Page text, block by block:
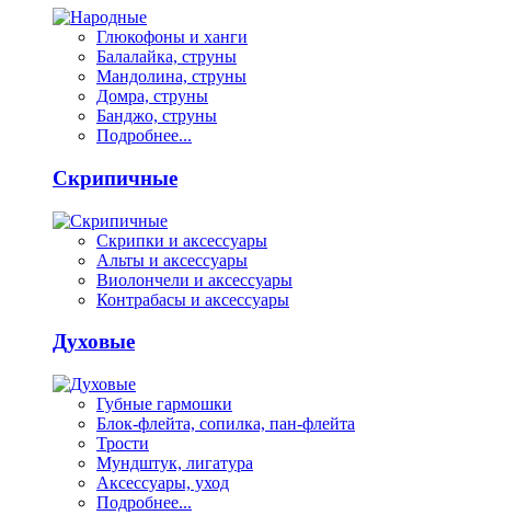
Глюкофоны и ханги
Балалайка, струны
Мандолина, струны
Домра, струны
Банджо, струны
Подробнее...
Скрипичные
Скрипки и аксессуары
Альты и аксессуары
Виолончели и аксессуары
Контрабасы и аксессуары
Духовые
Губные гармошки
Блок-флейта, сопилка, пан-флейта
Трости
Мундштук, лигатура
Аксессуары, уход
Подробнее...